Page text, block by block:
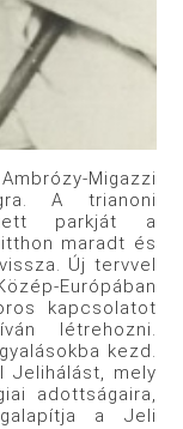
Migazzi
A trianoni
parkját a
maradt és
Új tervvel
Európában
kapcsolatot
létrehozni.
kezd.
Jelihálást, mely
adottságaira,
a Jeli